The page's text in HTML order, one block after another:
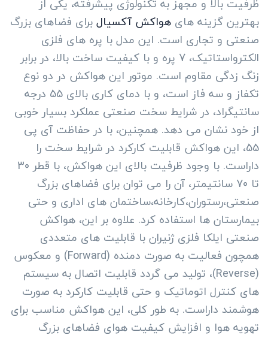
ظرفیت بالا و مجهز به تکنولوژی پیشرفته، یکی از
بهترین گزینه های هواکش آکسیالبرای فضاهای بزرگ
صنعتی و تجاری است. این مدل با پره های فلزی
الکترواستاتیک، 7 پره و با کیفیت ساخت بالا، در برابر
زنگ زدگی مقاوم است. موتور این هواکش در دو نوع
تکفاز و سه فاز است، و با دمای کاری بالای 55 درجه
سانتیگراد، در شرایط سخت صنعتی عملکرد بسیار خوبی
از خود نشان می دهد. همچنین، با در حفاظت آی پی
55، این هواکش قابلیت کارکرد در شرایط سخت را
داراست. با وجود ظرفیت بالای این هواکش، با قطر 30
تا 70 سانتیمتر، آن را می توان برای فضاهای بزرگ
صنعتی،رستوران،کارخانه،ساختمان های اداری و حتی
بیمارستان ها استفاده کرد. علاوه بر این، هواکش
صنعتی ایلکا فلزی ژنیران با قابلیت های متعددی
همچون فعالیت به صورت دمنده (Forward) و معکوس
(Reverse)، تولید می گردد قابلیت اتصال به سیستم
های کنترل اتوماتیک و حتی قابلیت کارکرد به صورت
هوشمند داراست. به طور کلی، این هواکش مناسب برای
تهویه هوا و افزایش کیفیت هوای فضاهای بزرگ